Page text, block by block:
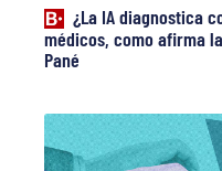
¿La IA diagnostica
médicos, como afirma
Pané